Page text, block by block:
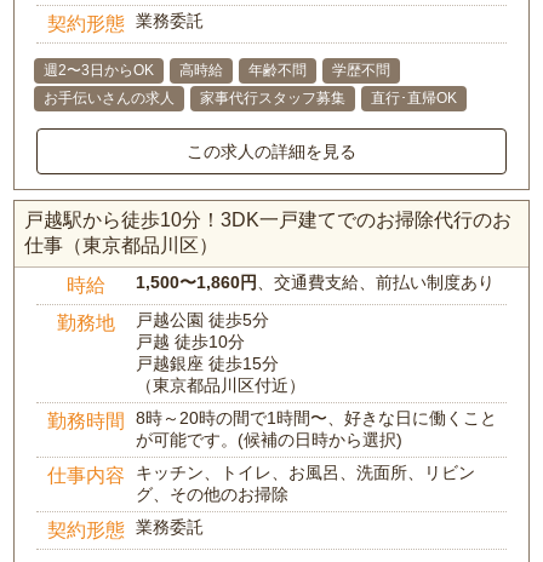
契約形態 業務委託
週2〜3日からOK 高時給 年齢不問
学歴不問
お手伝いさんの求人
家事代行スタッフ募集 直行･直帰OK
この求人の詳細を見る
戸越駅から徒歩10分！3DK一戸建てでのお掃除代行のお
仕事（東京都品川区）
時給 1,500〜1,860円、交通費支給、前払い制度あり
勤務地
戸越公園 徒歩5分
戸越 徒歩10分
戸越銀座 徒歩15分
（東京都品川区付近）
勤務時間
8時～20時の間で1時間〜、好きな日に働くこと
が可能です。(候補の日時から選択)
仕事内容
キッチン、トイレ、お風呂、洗面所、リビン
グ、その他のお掃除
契約形態 業務委託